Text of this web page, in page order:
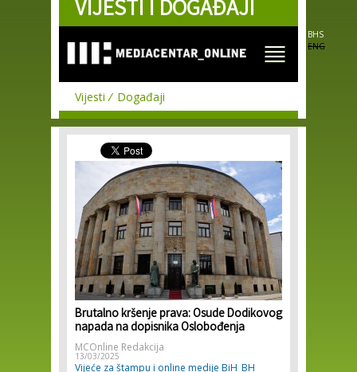
Skip to
main
VIJESTI I DOGAĐAJI
BHS
ENG
Vijesti Događaji
Brutalno kršenje prava: Osude Dodikovog
napada na dopisnika Oslobođenja
MCOnline Redakcija
13/03/2025
Vijeće za štampu i online medije BiH BH